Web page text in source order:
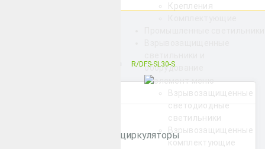
Крепления
оборудование
Взрывозащищенные
светодиодные
светильники
Взрывозащищенные
комплектующие
R/DFS-SL30-S
Бактерицидные рециркуляторы